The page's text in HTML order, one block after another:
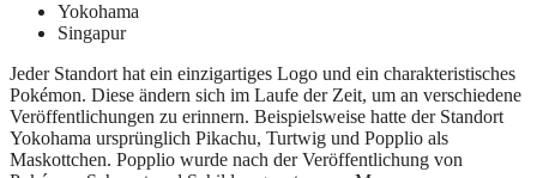
Yokohama
Singapur
Jeder Standort hat ein einzigartiges Logo und ein charakteristisches
Pokémon. Diese ändern sich im Laufe der Zeit, um an verschiedene
Veröffentlichungen zu erinnern. Beispielsweise hatte der Standort
Yokohama ursprünglich Pikachu, Turtwig und Popplio als
Maskottchen. Popplio wurde nach der Veröffentlichung von